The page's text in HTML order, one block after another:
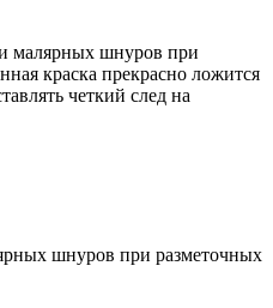
малярных шнуров при
краска прекрасно ложится
четкий след на
шнуров при разметочных